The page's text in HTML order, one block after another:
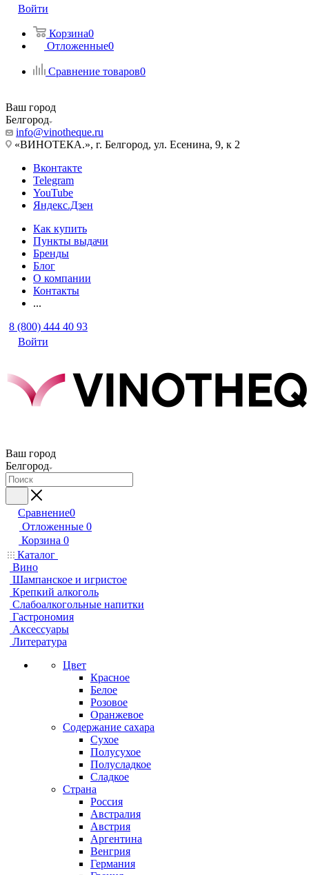
Войти
Корзина0
Отложенные0
Сравнение товаров0
Ваш город
Белгород
info@vinotheque.ru
«ВИНОТЕКА.», г. Белгород, ул. Есенина, 9, к 2
Вконтакте
Telegram
YouTube
Яндекс.Дзен
Как купить
Пункты выдачи
Бренды
Блог
О компании
Контакты
...
8 (800) 444 40 93
Войти
Ваш город
Белгород
Сравнение0
Отложенные 0
Корзина 0
Каталог
Вино
Шампанское и игристое
Крепкий алкоголь
Слабоалкогольные напитки
Гастрономия
Аксессуары
Литература
Цвет
Красное
Белое
Розовое
Оранжевое
Содержание сахара
Сухое
Полусухое
Полусладкое
Сладкое
Страна
Россия
Австралия
Австрия
Аргентина
Венгрия
Германия